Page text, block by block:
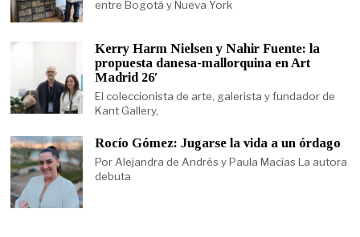
entre Bogotá y Nueva York
Kerry Harm Nielsen y Nahir Fuente: la
propuesta danesa-mallorquina en Art
Madrid 26′
El coleccionista de arte, galerista y fundador de
Kant Gallery,
Rocío Gómez: Jugarse la vida a un órdago
Por Alejandra de Andrés y Paula Macías La autora
debuta